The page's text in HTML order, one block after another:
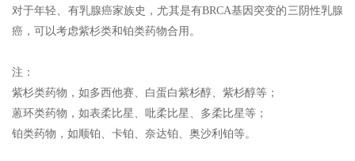
对于年轻、有乳腺癌家族史，尤其是有BRCA基因突变的三阴性乳腺
癌，可以考虑紫杉类和铂类药物合用。
注：
紫杉类药物，如多西他赛、白蛋白紫杉醇、紫杉醇等；
蒽环类药物，如表柔比星、吡柔比星、多柔比星等；
铂类药物，如顺铂、卡铂、奈达铂、奥沙利铂等。